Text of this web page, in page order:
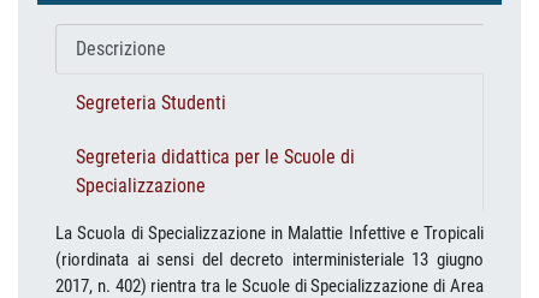
Descrizione
Segreteria Studenti
Segreteria didattica per le Scuole di
Specializzazione
La Scuola di Specializzazione in Malattie Infettive e Tropicali
(riordinata ai sensi del decreto interministeriale 13 giugno
2017, n. 402) rientra tra le Scuole di Specializzazione di Area